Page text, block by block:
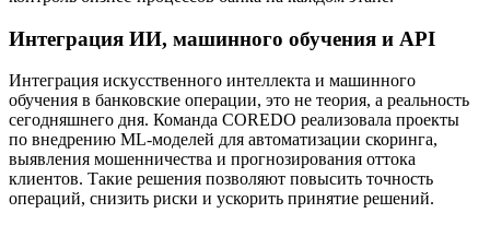
Интеграция ИИ, машинного обучения и API
Интеграция искусственного интеллекта и машинного
обучения в банковские операции, это не теория, а реальность
сегодняшнего дня. Команда COREDO реализовала проекты
по внедрению ML-моделей для автоматизации скоринга,
выявления мошенничества и прогнозирования оттока
клиентов. Такие решения позволяют повысить точность
операций, снизить риски и ускорить принятие решений.